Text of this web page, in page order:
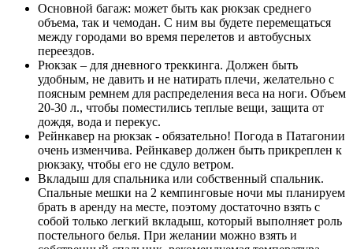
Основной багаж: может быть как рюкзак среднего
объема, так и чемодан. С ним вы будете перемещаться
между городами во время перелетов и автобусных
переездов.
Рюкзак – для дневного треккинга. Должен быть
удобным, не давить и не натирать плечи, желательно с
поясным ремнем для распределения веса на ноги. Объем
20-30 л., чтобы поместились теплые вещи, защита от
дождя, вода и перекус.
Рейнкавер на рюкзак - обязательно! Погода в Патагонии
очень изменчива. Рейнкавер должен быть прикреплен к
рюкзаку, чтобы его не сдуло ветром.
Вкладыш для спальника или собственный спальник.
Спальные мешки на 2 кемпинговые ночи мы планируем
брать в аренду на месте, поэтому достаточно взять с
собой только легкий вкладыш, который выполняет роль
постельного белья. При желании можно взять и